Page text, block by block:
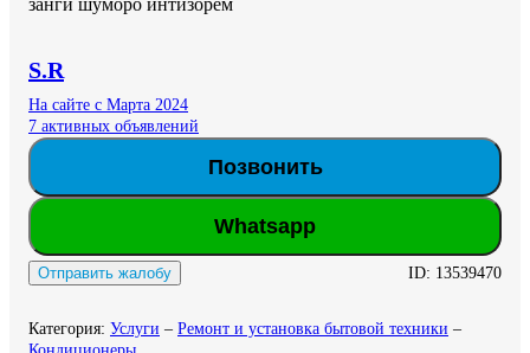
занги шуморо интизорем
S.R
На сайте с Марта 2024
7 активных объявлений
Позвонить
Whatsapp
Отправить жалобу ID: 13539470
Категория: Услуги – Ремонт и установка бытовой техники –